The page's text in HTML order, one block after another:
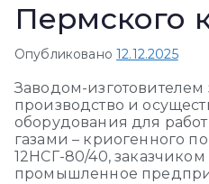
Пермского
Опубликовано12.12.2025
Заводом-
производство и
оборудования для
газами – криогенного
12НСГ-80/40,
промышленное